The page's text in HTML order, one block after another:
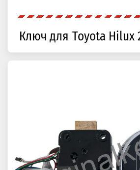
Ключ для Toyota Hilux